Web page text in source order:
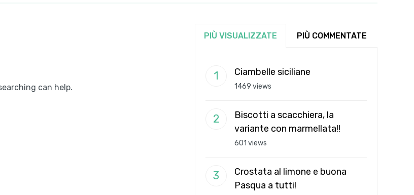
can help.
PIÙ VISUALIZZATE PIÙ COMMENTATE
Ciambelle siciliane
1469 views
Biscotti a scacchiera, la
variante con marmellata!!
601 views
Crostata al limone e buona
Pasqua a tutti!